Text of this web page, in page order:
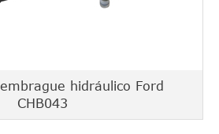
hidráulico Ford
CHB043